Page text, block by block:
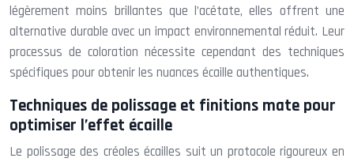
légèrement moins brillantes que l’acétate, elles offrent une
alternative durable avec un impact environnemental réduit. Leur
processus de coloration nécessite cependant des techniques
spécifiques pour obtenir les nuances écaille authentiques.
Techniques de polissage et finitions mate pour
optimiser l’effet écaille
Le polissage des créoles écailles suit un protocole rigoureux en